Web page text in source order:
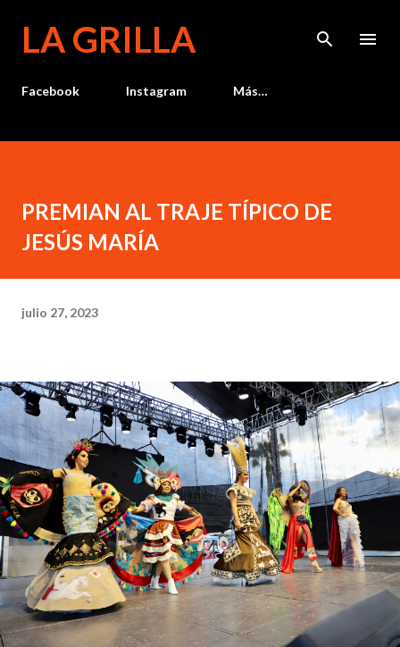
LA GRILLA
Facebook Instagram Más…
PREMIAN AL TRAJE TÍPICO DE
JESÚS MARÍA
julio 27, 2023